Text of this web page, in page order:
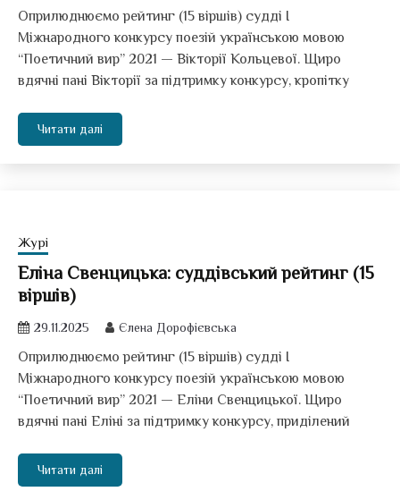
Оприлюднюємо рейтинг (15 віршів) судді І
Міжнародного конкурсу поезій українською мовою
“Поетичний вир” 2021 — Вікторії Кольцевої. Щиро
вдячні пані Вікторії за підтримку конкурсу, кропітку
Читати далі
Журі
Еліна Свенцицька: суддівський рейтинг (15
віршів)
29.11.2025 Єлена Дорофієвська
Оприлюднюємо рейтинг (15 віршів) судді І
Міжнародного конкурсу поезій українською мовою
“Поетичний вир” 2021 — Еліни Свенцицької. Щиро
вдячні пані Еліні за підтримку конкурсу, приділений
Читати далі